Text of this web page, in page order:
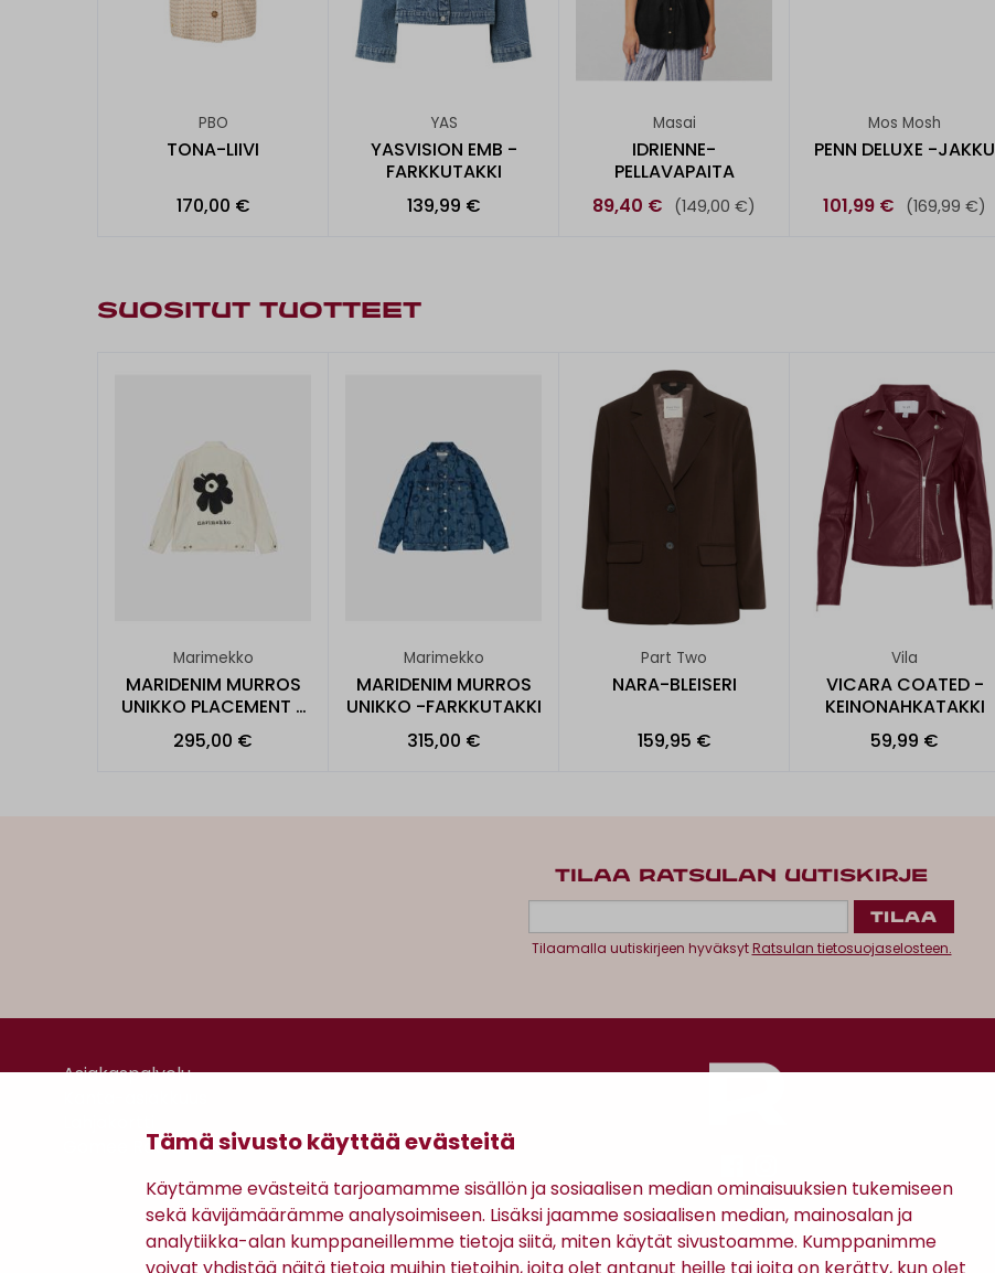
Tämä sivusto käyttää evästeitä
Käytämme evästeitä tarjoamamme sisällön ja sosiaalisen median ominaisuuksien tukemiseen
sekä kävijämäärämme analysoimiseen. Lisäksi jaamme sosiaalisen median, mainosalan ja
analytiikka-alan kumppaneillemme tietoja siitä, miten käytät sivustoamme. Kumppanimme
PBO
TONA-LIIVI
170,00 €
YAS
YASVISION EMB -
FARKKUTAKKI
139,99 €
Masai
IDRIENNE-
PELLAVAPAITA
89,40 € (149,00 €)
Mos Mosh
PENN DELUXE -JAKKU
101,99 € (169,99 €)
SUOSITUT TUOTTEET
Marimekko
MARIDENIM MURROS
UNIKKO PLACEMENT -
FARKKUTAKKI
295,00 €
Marimekko
MARIDENIM MURROS
UNIKKO -FARKKUTAKKI
315,00 €
Part Two
NARA-BLEISERI
159,95 €
Vila
VICARA COATED -
KEINONAHKATAKKI
59,99 €
TILAA RATSULAN UUTISKIRJE
Tilaamalla uutiskirjeen hyväksytRatsulan tietosuojaselosteen.
Asiakaspalvelu
Gomee Ratsula Café
Antinkatu 17, 28100 Pori